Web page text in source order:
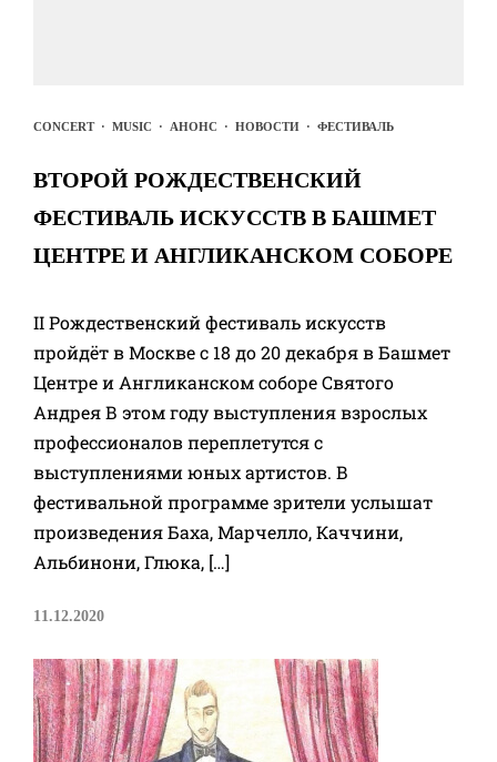
CONCERT· MUSIC · АНОНС · НОВОСТИ · ФЕСТИВАЛЬ
ВТОРОЙ РОЖДЕСТВЕНСКИЙ
ФЕСТИВАЛЬ ИСКУССТВ В БАШМЕТ
ЦЕНТРЕ И АНГЛИКАНСКОМ СОБОРЕ
II Рождественский фестиваль искусств
пройдёт в Москве с 18 до 20 декабря в Башмет
Центре и Англиканском соборе Святого
Андрея В этом году выступления взрослых
профессионалов переплетутся с
выступлениями юных артистов. В
фестивальной программе зрители услышат
произведения Баха, Марчелло, Каччини,
Альбинони, Глюка, […]
11.12.2020